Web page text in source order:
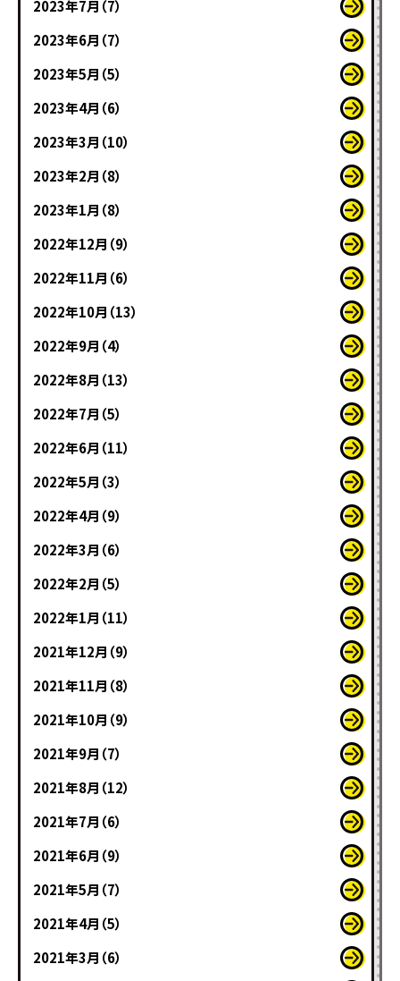
2023年7月（7）
2023年6月（7）
2023年5月（5）
2023年4月（6）
2023年3月（10）
2023年2月（8）
2023年1月（8）
2022年12月（9）
2022年11月（6）
2022年10月（13）
2022年9月（4）
2022年8月（13）
2022年7月（5）
2022年6月（11）
2022年5月（3）
2022年4月（9）
2022年3月（6）
2022年2月（5）
2022年1月（11）
2021年12月（9）
2021年11月（8）
2021年10月（9）
2021年9月（7）
2021年8月（12）
2021年7月（6）
2021年6月（9）
2021年5月（7）
2021年4月（5）
2021年3月（6）